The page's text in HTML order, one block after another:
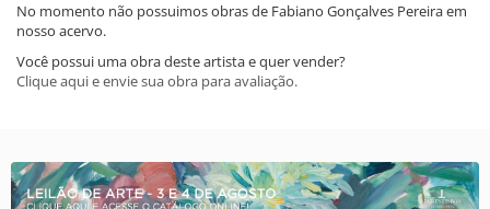
No momento não possuimos obras de Fabiano Gonçalves Pereira em
nosso acervo.
Você possui uma obra deste artista e quer vender?
Clique aqui e envie sua obra para avaliação.